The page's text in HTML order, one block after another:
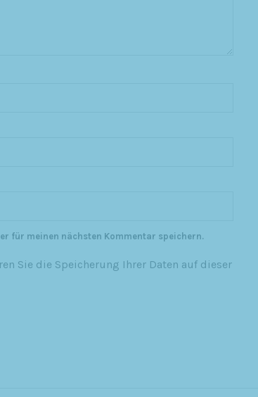
für meinen nächsten Kommentar speichern.
Sie die Speicherung Ihrer Daten auf dieser